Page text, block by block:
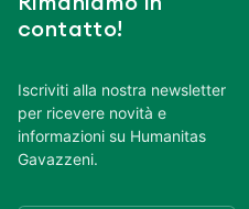
contatto!
Iscriviti alla nostra newsletter
per ricevere novità e
informazioni su Humanitas
Gavazzeni.